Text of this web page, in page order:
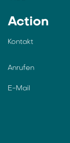
Action
Kontakt
Anrufen
E-Mail